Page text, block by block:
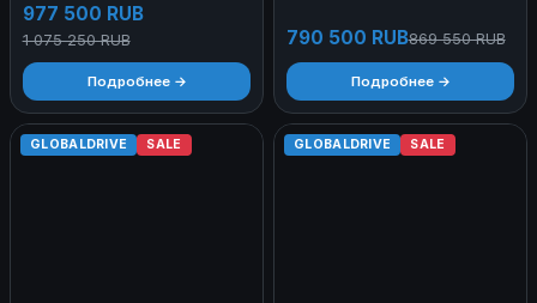
977 500 RUB
1 075 250 RUB
Подробнее →
790 500 RUB869 550 RUB
Подробнее →
GLOBALDRIVE SALE GLOBALDRIVE SALE